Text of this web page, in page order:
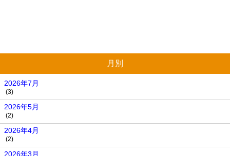
月別
2026年7月
(3)
2026年5月
(2)
2026年4月
(2)
2026年3月